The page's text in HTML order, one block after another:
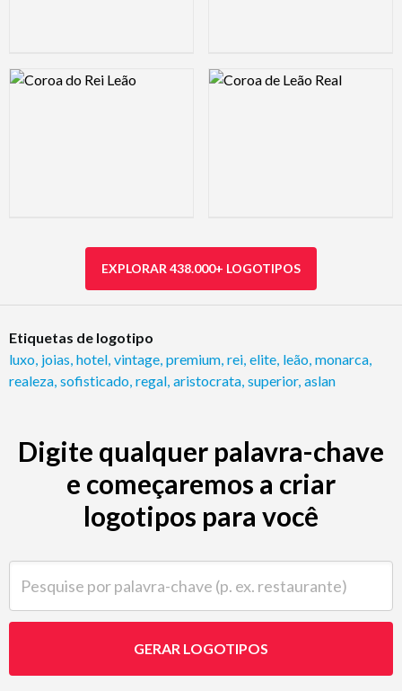
Logo Preview Image Logo Preview Image
EXPLORAR 438.000+ LOGOTIPOS
Etiquetas de logotipo
luxo joias hotel vintage premium rei elite leão monarca
realeza sofisticado regal aristocrata superior, aslan
Digite qualquer palavra-chave
e começaremos a criar
logotipos para você
GERAR LOGOTIPOS